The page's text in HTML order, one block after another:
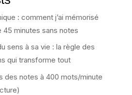
: comment j’ai mémorisé
45 minutes sans notes
sens à sa vie : la règle des
qui transforme tout
des notes à 400 mots/minute